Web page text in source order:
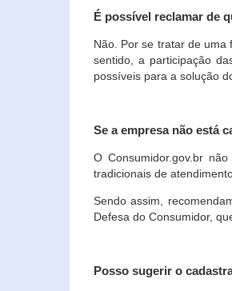
É possível reclamar de
Não. Por se tratar de uma
sentido, a participação
possíveis para a solução
Se a empresa não está
O Consumidor.gov.br
tradicionais de
Sendo assim,
Defesa do Consumidor,
Posso sugerir o